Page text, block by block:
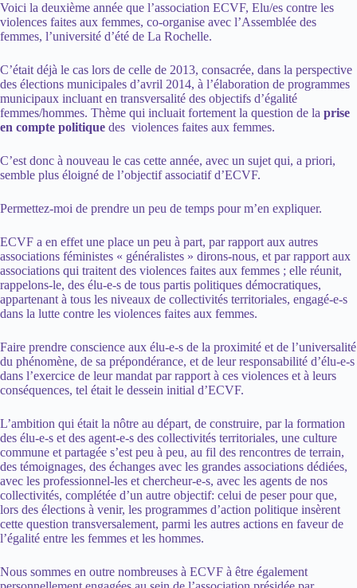
Voici la deuxième année que l’association ECVF, Elu/es contre les
violences faites aux femmes, co-organise avec l’Assemblée des
femmes, l’université d’été de La Rochelle.
C’était déjà le cas lors de celle de 2013, consacrée, dans la perspective
des élections municipales d’avril 2014, à l’élaboration de programmes
municipaux incluant en transversalité des objectifs d’égalité
femmes/hommes. Thème qui incluait fortement la question de la prise
en compte politique des violences faites aux femmes.
C’est donc à nouveau le cas cette année, avec un sujet qui, a priori,
semble plus éloigné de l’objectif associatif d’ECVF.
Permettez-moi de prendre un peu de temps pour m’en expliquer.
ECVF a en effet une place un peu à part, par rapport aux autres
associations féministes « généralistes » dirons-nous, et par rapport aux
associations qui traitent des violences faites aux femmes ; elle réunit,
rappelons-le, des élu-e-s de tous partis politiques démocratiques,
appartenant à tous les niveaux de collectivités territoriales, engagé-e-s
dans la lutte contre les violences faites aux femmes.
Faire prendre conscience aux élu-e-s de la proximité et de l’universalité
du phénomène, de sa prépondérance, et de leur responsabilité d’élu-e-s
dans l’exercice de leur mandat par rapport à ces violences et à leurs
conséquences, tel était le dessein initial d’ECVF.
L’ambition qui était la nôtre au départ, de construire, par la formation
des élu-e-s et des agent-e-s des collectivités territoriales, une culture
commune et partagée s’est peu à peu, au fil des rencontres de terrain,
des témoignages, des échanges avec les grandes associations dédiées,
avec les professionnel-les et chercheur-e-s, avec les agents de nos
collectivités, complétée d’un autre objectif: celui de peser pour que,
lors des élections à venir, les programmes d’action politique insèrent
cette question transversalement, parmi les autres actions en faveur de
l’égalité entre les femmes et les hommes.
Nous sommes en outre nombreuses à ECVF à être également